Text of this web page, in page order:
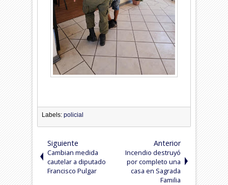
Labels:policial
Siguiente
Cambian medida
cautelar a diputado
Francisco Pulgar
Anterior
Incendio destruyó
por completo una
casa en Sagrada
Familia